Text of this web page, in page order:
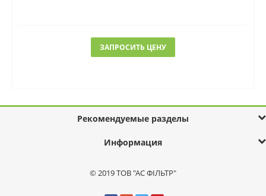
ЗАПРОСИТЬ ЦЕНУ
Рекомендуемые разделы
Информация
© 2019 ТОВ "АС ФІЛЬТР"